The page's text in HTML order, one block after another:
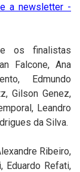
a newsletter -
os finalistas
Falcone, Ana
Edmundo
Gilson Genez,
Leandro
da Silva.
Ribeiro,
Eduardo Refati,